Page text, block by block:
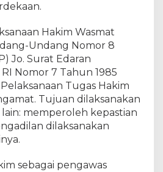
Hakim Wasmat
Undang Nomor 8
Jo. Surat Edaran
Nomor 7 Tahun 1985
Tugas Hakim
Tujuan dilaksanakan
lain: memperoleh kepastian
dilaksanakan
sebagai pengawas